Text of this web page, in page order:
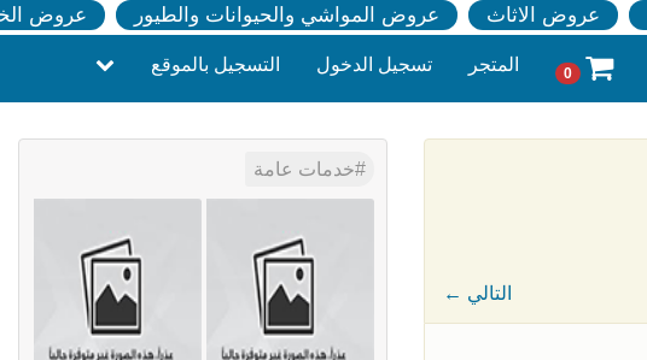
عروض الاثاث عروض المواشي والحيوانات والطيور عروض
0 المتجر تسجيل الدخول التسجيل بالموقع
← التالي
خدمات عامة